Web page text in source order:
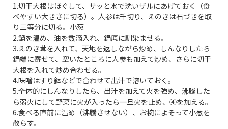
1.切干大根はほぐして、サッと水で洗いザルにあげておく（食
べやすい大きさに切る）。人参は千切り、えのきは石づきを取
り三等分に切る。小葱
2.鍋を温め、油を数滴入れ、鍋底に馴染ませる。
3.えのき茸を入れて、天地を返しながら炒め、しんなりしたら
鍋端に寄せて、空いたところに人参も加えて炒め、さらに切干
大根を入れて炒め合わせる。
4.味噌はすり鉢などで合わせて出汁で溶いておく。
5.全体的にしんなりしたら、出汁を加えて火を強め、沸騰した
ら弱火にして野菜に火が入ったら一旦火を止め、④を加える。
6.食べる直前に温め（沸騰させない）、お椀によそって小葱を
散らす。